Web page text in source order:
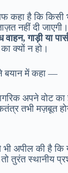
कहा है कि किसी
नहीं दी
वाहन, गाड़ी या
क्यों न हो।
बयान में कहा —
अपने वोट
तभी मज़बूत
भी अपील की है कि
तुरंत स्थानीय